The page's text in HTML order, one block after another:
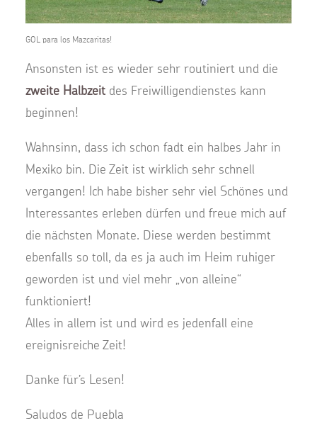
GOL para los Mazcaritas!
Ansonsten ist es wieder sehr routiniert und die
zweite Halbzeit des Freiwilligendienstes kann
beginnen!
Wahnsinn, dass ich schon fadt ein halbes Jahr in
Mexiko bin. Die Zeit ist wirklich sehr schnell
vergangen! Ich habe bisher sehr viel Schönes und
Interessantes erleben dürfen und freue mich auf
die nächsten Monate. Diese werden bestimmt
ebenfalls so toll, da es ja auch im Heim ruhiger
geworden ist und viel mehr „von alleine“
funktioniert!
Alles in allem ist und wird es jedenfall eine
ereignisreiche Zeit!
Danke für’s Lesen!
Saludos de Puebla